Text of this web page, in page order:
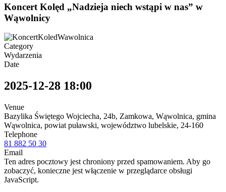
Koncert Kolęd „Nadzieja niech wstąpi w nas” w
Wąwolnicy
Category
Wydarzenia
Date
2025-12-28 18:00
Venue
Bazylika Świętego Wojciecha, 24b, Zamkowa, Wąwolnica, gmina
Wąwolnica, powiat puławski, województwo lubelskie, 24-160
Telephone
81 882 50 30
Email
Ten adres pocztowy jest chroniony przed spamowaniem. Aby go
zobaczyć, konieczne jest włączenie w przeglądarce obsługi
JavaScript.